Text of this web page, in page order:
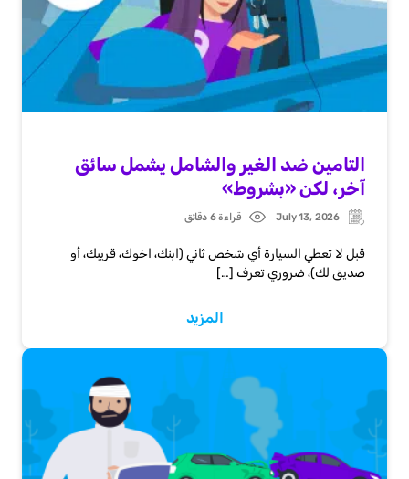
التامين ضد الغير والشامل يشمل سائق
آخر، لكن «بشروط»
Updated:
July 13, 2026
Postقراءة 6 دقائق
قبل لا تعطي السيارة أي شخص ثاني (ابنك، اخوك، قريبك، أو
صديق لك)، ضروري تعرف […]
المزيد